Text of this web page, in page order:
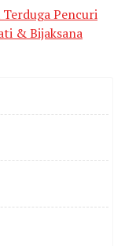
Terduga Pencuri
& Bijaksana